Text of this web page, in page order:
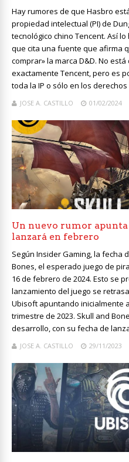
Hay rumores de que Hasbro
propiedad intelectual (PI) de
tecnológico chino Tencent. Así
que cita una fuente que afirma
comprar» la marca D&D. No
exactamente Tencent, pero es
toda la IP o sólo en los derechos
JOSE A. CASTILLO 01/02/2024
Un nuevo rumor apunta
lanzará en febrero
Según Insider Gaming, la fecha
Bones, el esperado juego de
16 de febrero de 2024. Esto se
lanzamiento del juego se
Ubisoft apuntando inicialmente
trimestre de 2023. Skull and
desarrollo, con su fecha de
JOSE A. CASTILLO 29/11/2023